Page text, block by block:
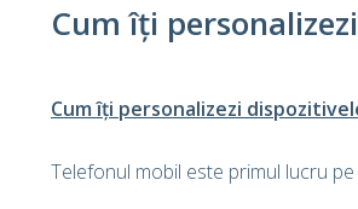
Cum îți
Cum îți personalizezi
Telefonul mobil este primul lucru